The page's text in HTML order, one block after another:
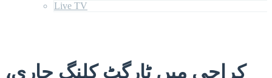
Live TV
کراچی میں ٹارگٹ کلنگ جاری،